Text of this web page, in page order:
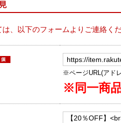
、以下のフォームよりご連絡く
※ページURL(アド
※同一商